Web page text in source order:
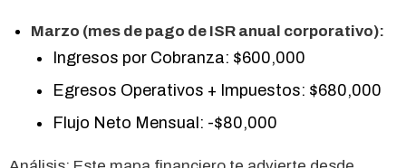
Marzo (mes de pago de ISR anual corporativo):
Ingresos por Cobranza: $600,000
Egresos Operativos + Impuestos: $680,000
Flujo Neto Mensual: -$80,000